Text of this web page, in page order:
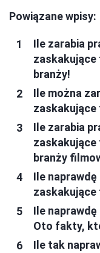
Powiązane wpisy:
Ile zarabia
branży!
Ile można
Ile zarabia
branży
Ile
Ile
Oto fakty,
Ile tak